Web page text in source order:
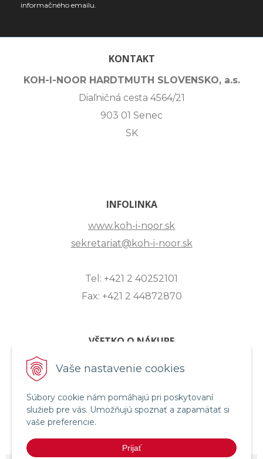
Vaše nastavenie cookies
Súbory cookie nám pomáhajú pri poskytovaní
služieb pre vás. Umožňujú spoznať a zapamätať si
vaše preferencie.
Prijať
informačného emailu.
KONTAKT
KOH-I-NOOR HARDTMUTH SLOVENSKO, a.s.
Diaľničná cesta 4564/21
903 01 Senec
SK
INFOLINKA
www.koh-i-noor.sk
sekretariat@koh-i-noor.sk
Tel: +421 2 40252101
Fax: +421 2 44872870
VŠETKO O NÁKUPE
ZASLANIE OTÁZKY
OBCHODNÉ PODMIENKY
REKLAMAČNÝ PORIADOK